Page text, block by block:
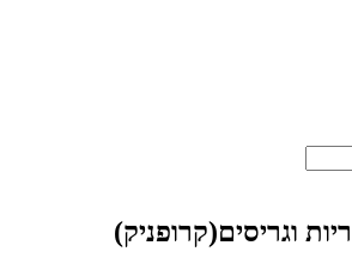
וגריסים(קרופניק)